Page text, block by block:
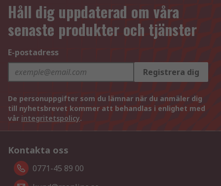
Håll dig uppdaterad om våra
senaste produkter och tjänster
E-postadress
Registrera dig
De personuppgifter som du lämnar när du anmäler dig
till nyhetsbrevet kommer att behandlas i enlighet med
vår integritetspolicy.
Kontakta oss
0771-45 89 00